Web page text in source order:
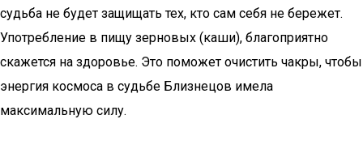
судьба не будет защищать тех, кто сам себя не бережет.
Употребление в пищу зерновых (каши), благоприятно
скажется на здоровье. Это поможет очистить чакры, чтобы
энергия космоса в судьбе Близнецов имела
максимальную силу.